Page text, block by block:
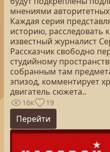
мнениями
Каждая серия
историю, расследовать
известный журналист
Рассказчик свободно
студийному
собранным там
эпизод, комментирует
двигатель сюжета..
16к 19
Перейти